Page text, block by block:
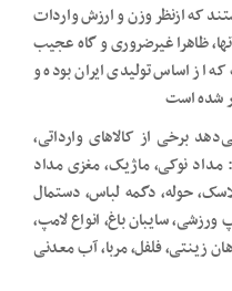
که ازنظر وزن و ارزش واردات
ظاهرا غیرضروری و گاه عجیب
از اساس تولیدی ایران بوده و
شده است
برخی از کالا‌های وارداتی،
مداد نوکی، ماژیک، مغزی مداد
حوله، دگمه لباس، دستمال
سایبان باغ، انواع لامپ،
زینتی، فلفل، مربا، آب معدنی